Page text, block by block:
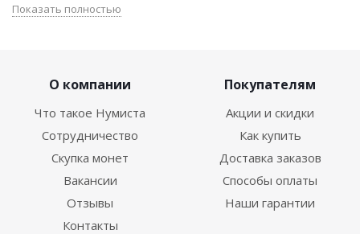
Показать полностью
О компании
Что такое Нумиста
Сотрудничество
Скупка монет
Вакансии
Отзывы
Контакты
Покупателям
Акции и скидки
Как купить
Доставка заказов
Способы оплаты
Наши гарантии